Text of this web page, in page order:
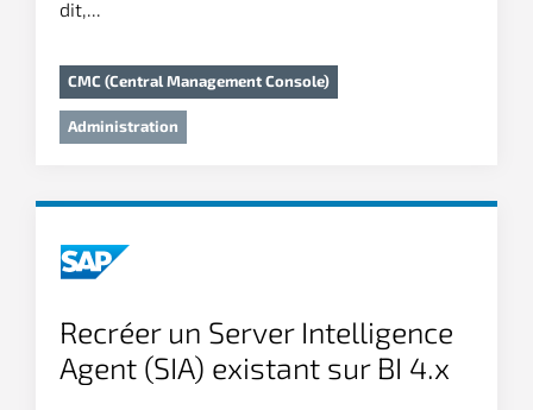
dit,...
CMC (Central Management Console)
Administration
Recréer un Server Intelligence
Agent (SIA) existant sur BI 4.x